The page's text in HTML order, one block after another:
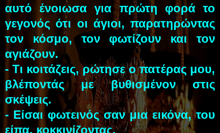
αυτό ένοιωσα για πρώτη φορά το
γεγονός ότι οι άγιοι, παρατηρώντας
τον κόσμο, τον φωτίζουν και τον
αγιάζουν.
- Τι κοιτάζεις, ρώτησε ο πατέρας μου,
βλέποντάς με βυθισμένον στις
σκέψεις.
- Είσαι φωτεινός σαν μια εικόνα, του
είπα, κοκκινίζοντας.